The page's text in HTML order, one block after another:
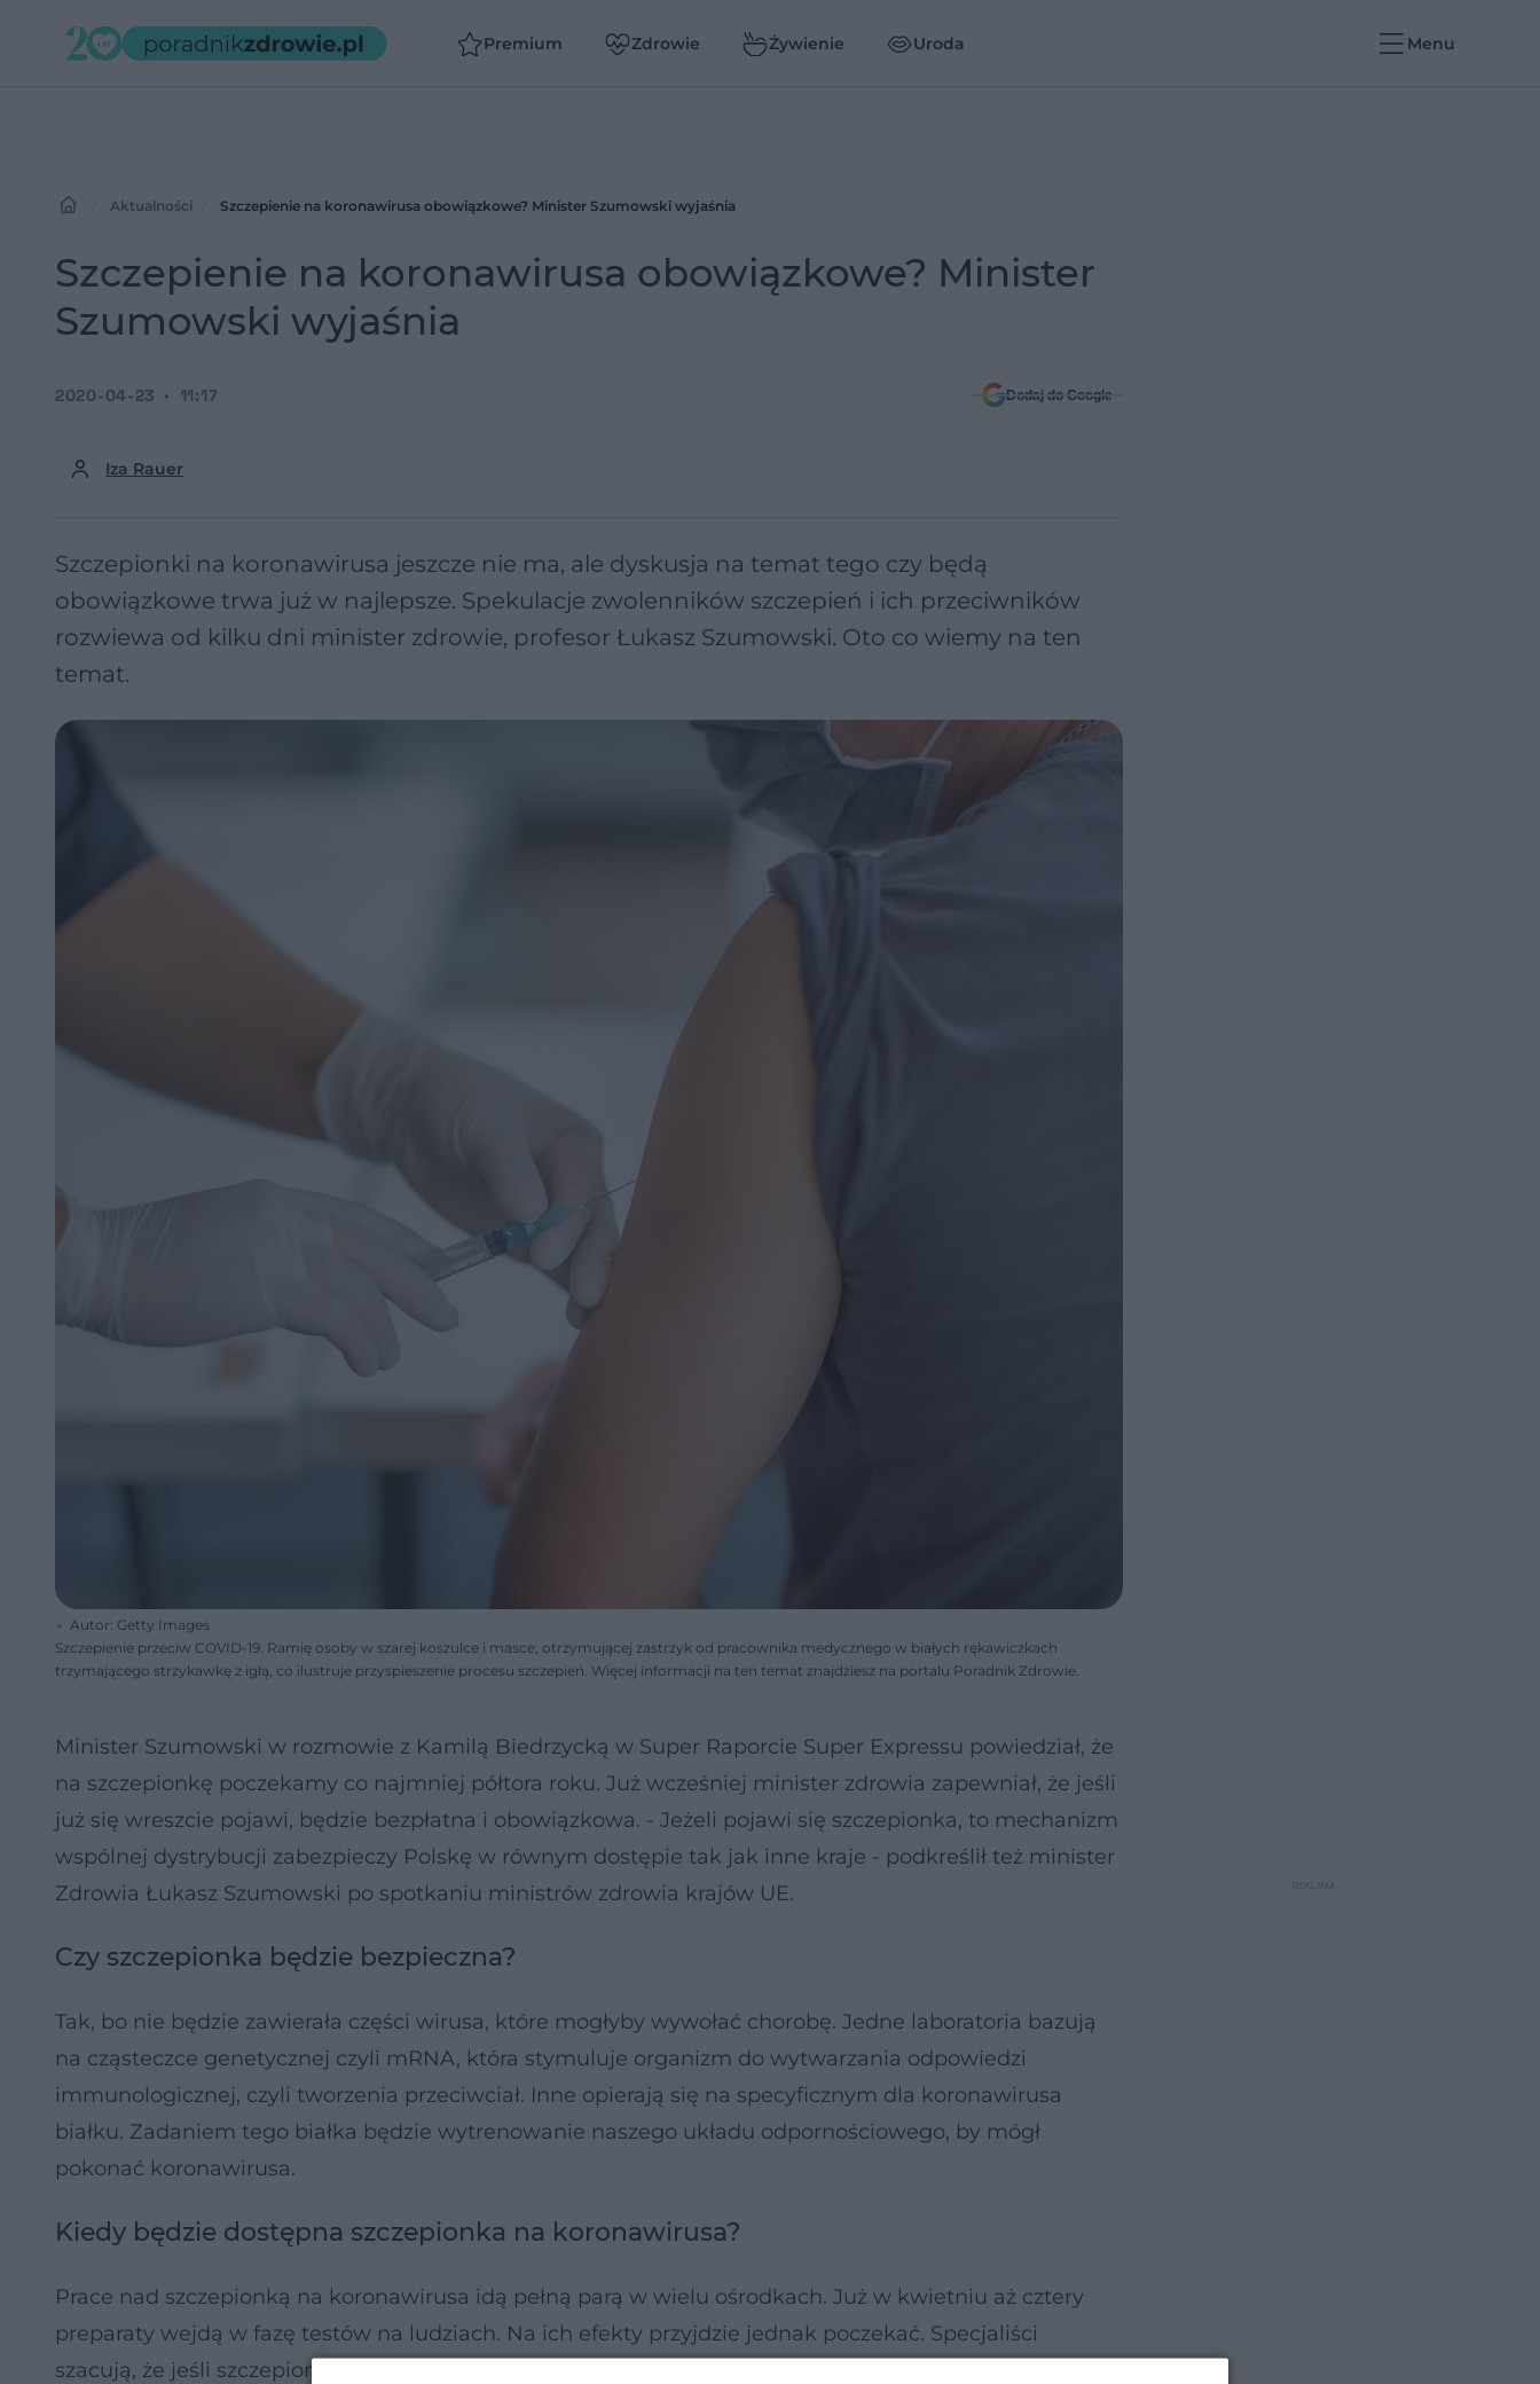
Premium Zdrowie Żywienie Uroda Menu
Aktualności Szczepienie na koronawirusa obowiązkowe? Minister Szumowski wyjaśnia
Szczepienie na koronawirusa obowiązkowe? Minister
Szumowski wyjaśnia
Iza Rauer
2020-04-23 11:17 Dodaj do Google
Szczepionki na koronawirusa jeszcze nie ma, ale dyskusja na temat tego czy będą
obowiązkowe trwa już w najlepsze. Spekulacje zwolenników szczepień i ich przeciwników
rozwiewa od kilku dni minister zdrowie, profesor Łukasz Szumowski. Oto co wiemy na ten
temat.
Autor: Getty Images
Szczepienie przeciw COVID-19. Ramię osoby w szarej koszulce i masce, otrzymującej zastrzyk od pracownika medycznego w białych rękawiczkach
trzymającego strzykawkę z igłą, co ilustruje przyspieszenie procesu szczepień. Więcej informacji na ten temat znajdziesz na portalu Poradnik Zdrowie.
Minister Szumowski w rozmowie z Kamilą Biedrzycką w Super Raporcie Super Expressu powiedział, że
na szczepionkę poczekamy co najmniej półtora roku. Już wcześniej minister zdrowia zapewniał, że jeśli
już się wreszcie pojawi, będzie bezpłatna i obowiązkowa. - Jeżeli pojawi się szczepionka, to mechanizm
wspólnej dystrybucji zabezpieczy Polskę w równym dostępie tak jak inne kraje - podkreślił też minister
Zdrowia Łukasz Szumowski po spotkaniu ministrów zdrowia krajów UE.
Czy szczepionka będzie bezpieczna?
Tak, bo nie będzie zawierała części wirusa, które mogłyby wywołać chorobę. Jedne laboratoria bazują
na cząsteczce genetycznej czyli mRNA, która stymuluje organizm do wytwarzania odpowiedzi
immunologicznej, czyli tworzenia przeciwciał. Inne opierają się na specyficznym dla koronawirusa
białku. Zadaniem tego białka będzie wytrenowanie naszego układu odpornościowego, by mógł
pokonać koronawirusa.
Kiedy będzie dostępna szczepionka na koronawirusa?
Prace nad szczepionką na koronawirusa idą pełną parą w wielu ośrodkach. Już w kwietniu aż cztery
preparaty wejdą w fazę testów na ludziach. Na ich efekty przyjdzie jednak poczekać. Specjaliści
szacują, że jeśli szczepionka przejdzie początkowe testy pozytywnie, to i tak będziemy mogli z niej